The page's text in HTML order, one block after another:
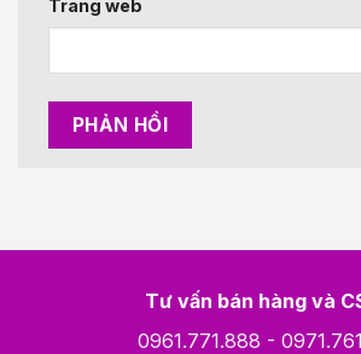
Trang web
Tư vấn bán hàng và
0961.771.888 -